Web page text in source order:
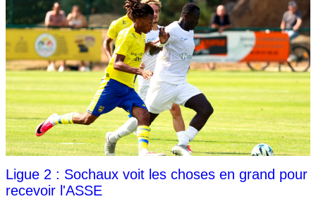
Ligue 2 : Sochaux voit les choses en grand pour
recevoir l'ASSE